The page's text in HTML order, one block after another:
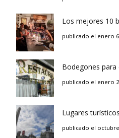
Los mejores 10
publicado el enero
Bodegones
publicado el enero
Lugares
publicado el octubre